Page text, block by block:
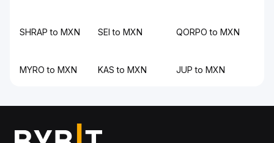
SHRAP to MXN SEI to MXN QORPO to MXN
MYRO to MXN KAS to MXN JUP to MXN